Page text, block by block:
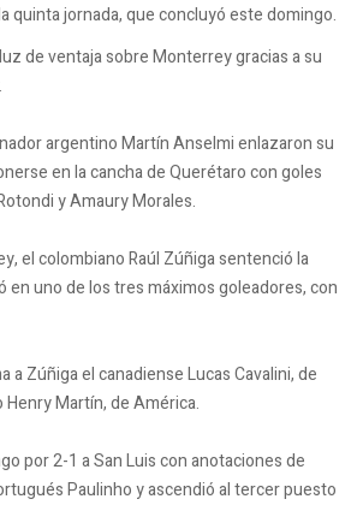
quinta jornada, que concluyó este domingo.
de ventaja sobre Monterrey gracias a su
argentino Martín Anselmi enlazaron su
en la cancha de Querétaro con goles
y Amaury Morales.
el colombiano Raúl Zúñiga sentenció la
en uno de los tres máximos goleadores, con
a Zúñiga el canadiense Lucas Cavalini, de
Henry Martín, de América.
por 2-1 a San Luis con anotaciones de
Paulinho y ascendió al tercer puesto